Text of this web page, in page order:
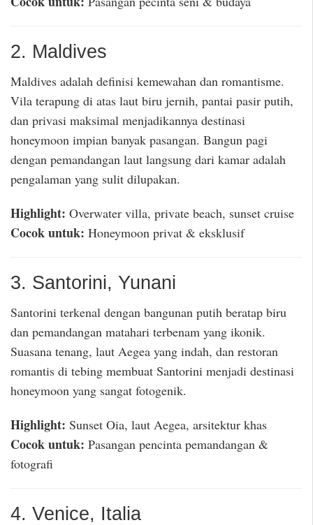
2. Maldives
Maldives adalah definisi kemewahan dan romantisme.
Vila terapung di atas laut biru jernih, pantai pasir putih,
dan privasi maksimal menjadikannya destinasi
honeymoon impian banyak pasangan. Bangun pagi
dengan pemandangan laut langsung dari kamar adalah
pengalaman yang sulit dilupakan.
Highlight: Overwater villa, private beach, sunset cruise
Cocok untuk: Honeymoon privat & eksklusif
3. Santorini, Yunani
Santorini terkenal dengan bangunan putih beratap biru
dan pemandangan matahari terbenam yang ikonik.
Suasana tenang, laut Aegea yang indah, dan restoran
romantis di tebing membuat Santorini menjadi destinasi
honeymoon yang sangat fotogenik.
Highlight: Sunset Oia, laut Aegea, arsitektur khas
Cocok untuk: Pasangan pencinta pemandangan &
fotografi
4. Venice, Italia